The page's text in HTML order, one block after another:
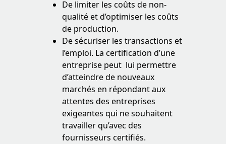
De limiter les coûts de non-
qualité et d’optimiser les coûts
de production.
De sécuriser les transactions et
l’emploi. La certification d’une
entreprise peut lui permettre
d’atteindre de nouveaux
marchés en répondant aux
attentes des entreprises
exigeantes qui ne souhaitent
travailler qu’avec des
fournisseurs certifiés.